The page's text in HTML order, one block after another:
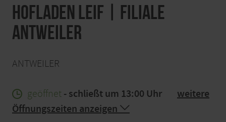
Hofladen Leif | Filiale
Antweiler
ANTWEILER
geöffnet - schließt um 13:00 Uhr
weitere
Öffnungszeiten anzeigen